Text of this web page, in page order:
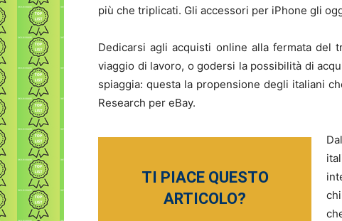
più che triplicati. Gli accessori per iPhone gli
Dedicarsi agli acquisti online alla fermata
viaggio di lavoro, o godersi la possibilità di
spiaggia: questa la propensione degli italiani
Research per eBay.
TI PIACE QUESTO
ARTICOLO?